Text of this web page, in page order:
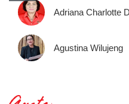
Adriana Charlotte
Agustina Wilujeng